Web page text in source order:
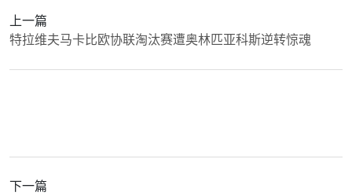
上一篇
特拉维夫马卡比欧协联淘汰赛遭奥林匹亚科斯逆转惊魂
下一篇